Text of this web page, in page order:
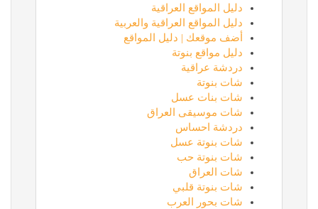
دليل المواقع العراقية
دليل المواقع العراقية والعربية
أضف موقعك | دليل المواقع
دليل مواقع بنوتة
دردشة عراقية
شات بنوتة
شات بنات عسل
شات موسيقى العراق
دردشة احساس
شات بنوتة عسل
شات بنوتة حب
شات العراق
شات بنوتة قلبي
شات بحور العرب